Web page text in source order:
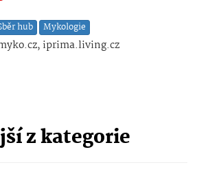
hub Mykologie
iprima.living.cz
z kategorie